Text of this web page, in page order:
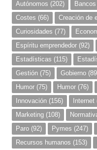
Autónomos (202) Bancos
Costes (66) Creación de
Curiosidades (77)
Espíritu emprendedor (92)
Estadísticas (115)
Gestión (75) Gobierno
Humor (75) Humor (76)
Innovación (156) Internet
Marketing (108)
Paro (92) Pymes (247)
Recursos humanos (153)